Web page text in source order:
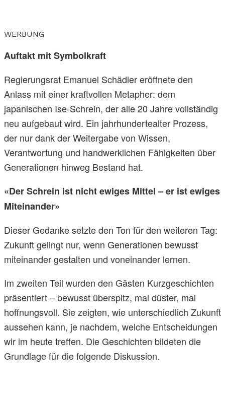
WERBUNG
Auftakt mit Symbolkraft
Regierungsrat Emanuel Schädler eröffnete den
Anlass mit einer kraftvollen Metapher: dem
japanischen Ise-Schrein, der alle 20 Jahre vollständig
neu aufgebaut wird. Ein jahrhundertealter Prozess,
der nur dank der Weitergabe von Wissen,
Verantwortung und handwerklichen Fähigkeiten über
Generationen hinweg Bestand hat.
«Der Schrein ist nicht ewiges Mittel – er ist ewiges
Miteinander»
Dieser Gedanke setzte den Ton für den weiteren Tag:
Zukunft gelingt nur, wenn Generationen bewusst
miteinander gestalten und voneinander lernen.
Im zweiten Teil wurden den Gästen Kurzgeschichten
präsentiert – bewusst überspitz, mal düster, mal
hoffnungsvoll. Sie zeigten, wie unterschiedlich Zukunft
aussehen kann, je nachdem, welche Entscheidungen
wir im heute treffen. Die Geschichten bildeten die
Grundlage für die folgende Diskussion.